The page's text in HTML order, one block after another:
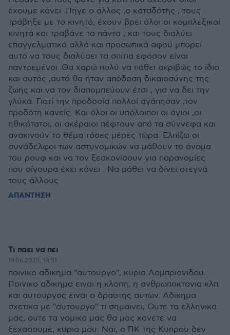
έχουμε κάνει .Πήγε ο άλλος ,ο καταδότης , τους
τράβηξε με το κινητό, έχουν βρει όλοι οι κομπλεξικοί
κινητά και τραβάνε τα πάντα , και τους διαλύει
επαγγελματικά αλλά και προσωπικά αφού μπορεί
αυτό να τους διαλύσει τα σπίτια εφόσον είναι
παντρεμένοι .Θα χαρώ πολύ να πάθει ακριβώς το ίδιο
και αυτός ,αυτό θα ήταν απόδοση δικαιοσύνης της
ζωής και να τον διαπομπεύουν έτσι , για να δει την
γλύκα. Γιατί την προδοσία πολλοί αγάπησαν ,τον
προδότη κανείς. Και όλοι οι υπόλοιποι οι άγιοι ,οι
ηθικότατοι, οι ακέραιοι πέφτουν από τα σύννεφα και
ανακινούν το θέμα τόσες μέρες τώρα. Ελπίζω οι
συνάδελφοι των αστυνομικών να μάθουν το όνομα
του ρουφ και να τον ξεσκονίσουν για παρανομίες
που σίγουρα έχει κάνει . Να μάθει να δίνει στεγνά
τους άλλους
ΑΠΑΝΤΗΣΗ
Τι παει να πει
19.06.2025, 14:51
ποινικο αδικημα "αυτουργο", κυρια Λαμπριανιδου.
Ποινικο αδικημα ειναι η κλοπη, η ανθρωποκτονια κλπ
και αυτουργος ειναι ο δραστης αυτων. Αδικημα
σχετικα με "αυτουργο" τι σημαινει; Ουτε τα ελληνικα
μας, ουτε τα νομικα μας θα μας κανετε να
ξεχασουμε, κυρια μου. Ναι, ο ΠΚ της Κυπρου δεν